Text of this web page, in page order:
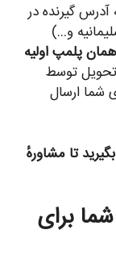
گیرنده در
و…)
پلمپ اولیه
توسط
شما ارسال
تا مشاورهٔ
برای